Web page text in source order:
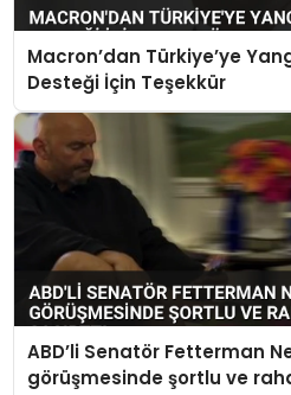
Macron’dan Türkiye’ye
Desteği İçin Teşekkür
ABD’li Senatör Fetterman
görüşmesinde şortlu ve